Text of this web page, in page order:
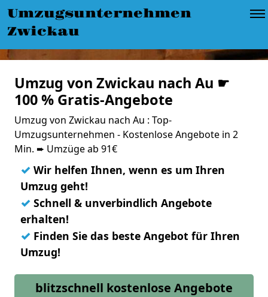
Umzugsunternehmen
Zwickau
Umzug von Zwickau nach Au ☛
100 % Gratis-Angebote
Umzug von Zwickau nach Au : Top-
Umzugsunternehmen - Kostenlose Angebote in 2
Min. ➨ Umzüge ab 91€
✓ Wir helfen Ihnen, wenn es um Ihren
Umzug geht!
✓ Schnell & unverbindlich Angebote
erhalten!
✓ Finden Sie das beste Angebot für Ihren
Umzug!
blitzschnell kostenlose Angebote